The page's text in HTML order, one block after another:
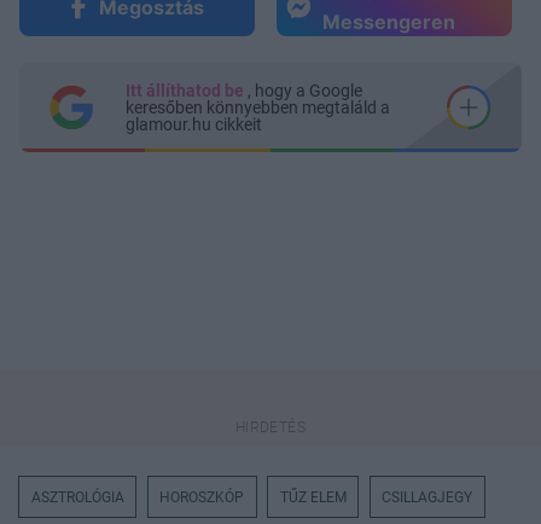
Megosztás
Messengeren
Itt állíthatod be , hogy a Google
keresőben könnyebben megtaláld a
glamour.hu cikkeit
ASZTROLÓGIA HOROSZKÓP TŰZ ELEM CSILLAGJEGY